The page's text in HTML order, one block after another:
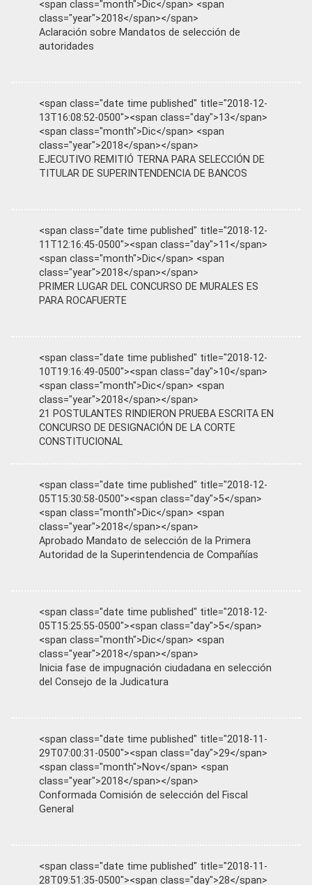
<span class="month">Dic</span> <span
class="year">2018</span></span>
Aclaración sobre Mandatos de selección de
autoridades
<span class="date time published" title="2018-12-
13T16:08:52-0500"><span class="day">13</span>
<span class="month">Dic</span> <span
class="year">2018</span></span>
EJECUTIVO REMITIÓ TERNA PARA SELECCIÓN DE
TITULAR DE SUPERINTENDENCIA DE BANCOS
<span class="date time published" title="2018-12-
11T12:16:45-0500"><span class="day">11</span>
<span class="month">Dic</span> <span
class="year">2018</span></span>
PRIMER LUGAR DEL CONCURSO DE MURALES ES
PARA ROCAFUERTE
<span class="date time published" title="2018-12-
10T19:16:49-0500"><span class="day">10</span>
<span class="month">Dic</span> <span
class="year">2018</span></span>
21 POSTULANTES RINDIERON PRUEBA ESCRITA EN
CONCURSO DE DESIGNACIÓN DE LA CORTE
CONSTITUCIONAL
<span class="date time published" title="2018-12-
05T15:30:58-0500"><span class="day">5</span>
<span class="month">Dic</span> <span
class="year">2018</span></span>
Aprobado Mandato de selección de la Primera
Autoridad de la Superintendencia de Compañías
<span class="date time published" title="2018-12-
05T15:25:55-0500"><span class="day">5</span>
<span class="month">Dic</span> <span
class="year">2018</span></span>
Inicia fase de impugnación ciudadana en selección
del Consejo de la Judicatura
<span class="date time published" title="2018-11-
29T07:00:31-0500"><span class="day">29</span>
<span class="month">Nov</span> <span
class="year">2018</span></span>
Conformada Comisión de selección del Fiscal
General
<span class="date time published" title="2018-11-
28T09:51:35-0500"><span class="day">28</span>